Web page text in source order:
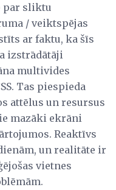
par sliktu
/ veiktspējas
ar faktu, ka šīs
izstrādātāji
multivides
Tas piespieda
attēlus un resursus
mazāki ekrāni
Reaktīvs
un realitāte ir
vietnes